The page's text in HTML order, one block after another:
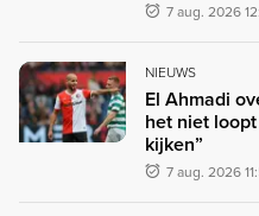
7 aug. 2026
NIEUWS
El Ahmadi
het niet
kijken”
7 aug. 2026